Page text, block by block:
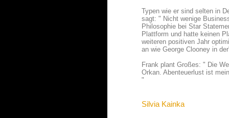
Typen wie er sind selten in
sagt: " Nicht wenige
Philosophie bei Star
Plattform und hatte keinen
weiteren positiven Jahr
an wie George Clooney in
Frank plant Großes: " Die
Orkan. Abenteuerlust ist
"
Silvia Kainka